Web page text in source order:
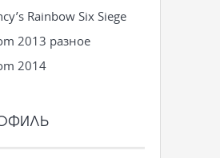
Rainbow Six Siege
2013 разное
2014